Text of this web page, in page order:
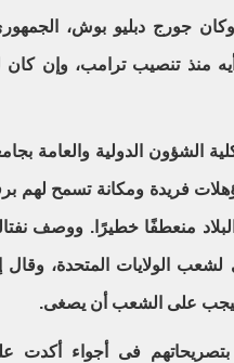
وكان جورج دبليو بوش،
منذ تنصيب ترامب، وإن كان
الشؤون الدولية والعامة
فريدة ومكانة تسمح لهم
منعطفًا خطيرًا. ووصف
الولايات المتحدة، وقال
على الشعب أن يصغى.
بتصريحاتهم فى أجواء أكدت